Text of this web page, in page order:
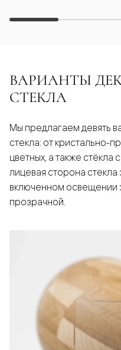
ВАРИАНТЫ
СТЕКЛА
Мы предлагаем девять
стекла: от кристально-
цветных, а также стёкла
лицевая сторона стекла
включенном освещении
прозрачной.